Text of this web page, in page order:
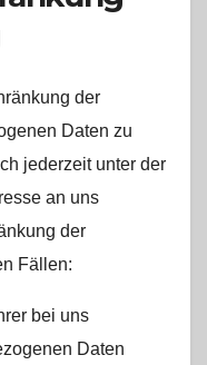
der
Daten zu
jederzeit unter der
an uns
der
Fällen:
bei uns
Daten